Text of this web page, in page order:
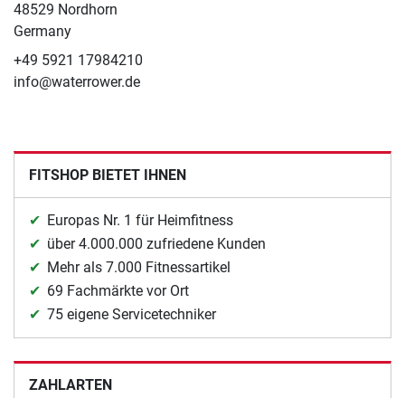
48529 Nordhorn
Germany
+49 5921 17984210
info@waterrower.de
FITSHOP BIETET IHNEN
Europas Nr. 1 für Heimfitness
über 4.000.000 zufriedene Kunden
Mehr als 7.000 Fitnessartikel
69 Fachmärkte vor Ort
75 eigene Servicetechniker
ZAHLARTEN